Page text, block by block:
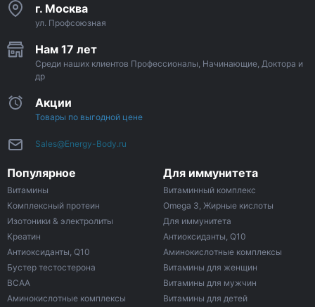
г. Москва
ул. Профсоюзная
Нам 17 лет
Среди наших клиентов Профессионалы, Начинающие, Доктора и
др
Акции
Товары по выгодной цене
Sales@Energy-Body.ru
Популярное
Витамины
Комплексный протеин
Изотоники & электролиты
Креатин
Антиоксиданты, Q10
Бустер тестостерона
ВСАА
Аминокислотные комплексы
Для иммунитета
Витаминный комплекс
Omega 3, Жирные кислоты
Для иммунитета
Антиоксиданты, Q10
Аминокислотные комплексы
Витамины для женщин
Витамины для мужчин
Витамины для детей